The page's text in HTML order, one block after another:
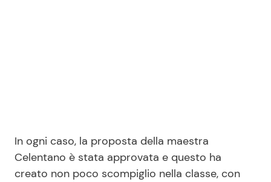
In ogni caso, la proposta della maestra
Celentano è stata approvata e questo ha
creato non poco scompiglio nella classe, con